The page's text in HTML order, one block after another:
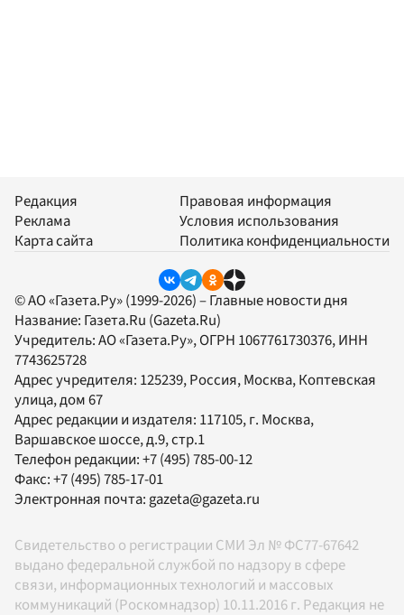
Редакция
Реклама
Карта сайта
Правовая информация
Условия использования
Политика конфиденциальности
© АО «Газета.Ру» (1999-2026) – Главные новости дня
Название: Газета.Ru (Gazeta.Ru)
Учредитель:АО «Газета.Ру», ОГРН 1067761730376, ИНН
7743625728
Адрес учредителя: 125239, Россия, Москва, Коптевская
улица, дом 67
Адрес редакции и издателя: 117105, г. Москва,
Варшавское шоссе, д.9, стр.1
Телефон редакции:+7 (495) 785-00-12
Факс:+7 (495) 785-17-01
Электронная почта:gazeta@gazeta.ru
Свидетельство о регистрации СМИ Эл № ФС77-67642
выдано федеральной службой по надзору в сфере
связи, информационных технологий и массовых
коммуникаций (Роскомнадзор) 10.11.2016 г. Редакция не